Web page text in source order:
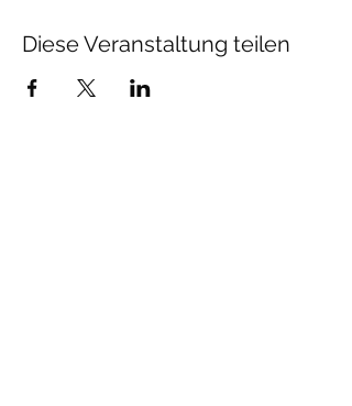
Diese Veranstaltung teilen